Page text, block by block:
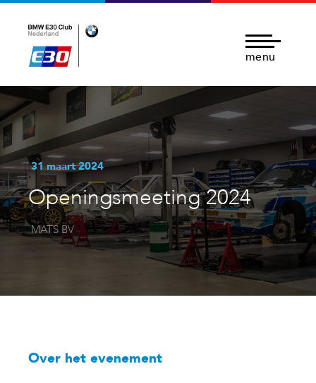
menu
31 maart 2024
Openingsmeeting 2024
MATS BV
Over het evenement